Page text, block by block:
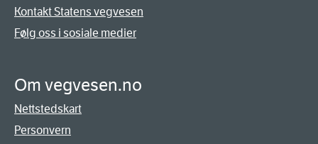
Kontakt Statens vegvesen
Følg oss i sosiale medier
Om vegvesen.no
Nettstedskart
Personvern